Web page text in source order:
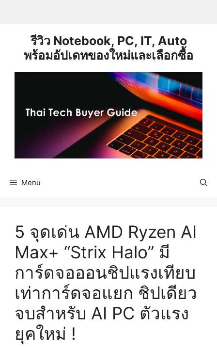
รีวิว Notebook, PC, IT, Auto
พร้อมอัปเดทของใหม่และเลือกซื้อ
Menu
5 จุดเด่น AMD Ryzen AI
Max+ “Strix Halo” มี
การ์ดจอออนชิปแรงเทียบ
เท่าการ์ดจอแยก ชิปเดียว
จบสำหรับ AI PC ตัวแรง
ยุคใหม่ !